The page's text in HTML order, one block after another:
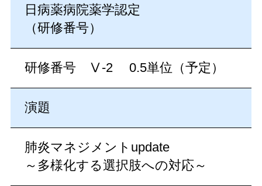
日病薬病院薬学認定
（研修番号）
研修番号 Ⅴ-2 0.5単位（予定）
演題
肺炎マネジメントupdate
～多様化する選択肢への対応～